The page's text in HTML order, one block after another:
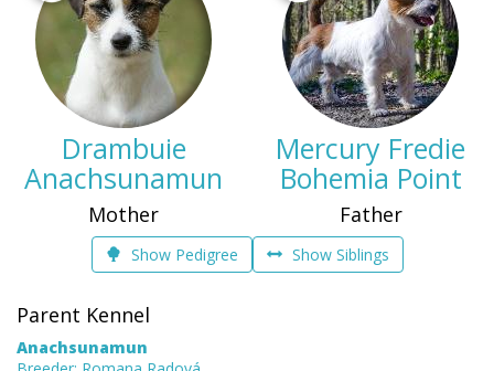
Drambuie
Anachsunamun
Mother
Mercury Fredie
Bohemia Point
Father
Show Pedigree Show Siblings
Parent Kennel
Anachsunamun